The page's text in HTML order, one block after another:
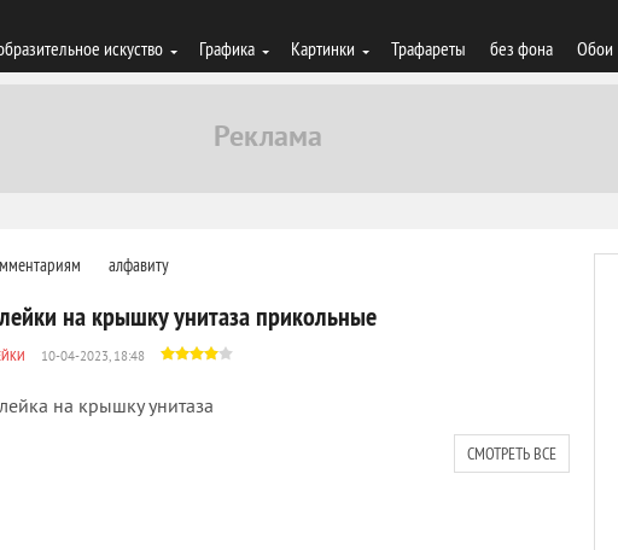
искуство Графика Картинки Трафареты без фона Обои
алфавиту
на крышку унитаза прикольные
10-04-2023, 18:48
на крышку унитаза
СМОТРЕТЬ ВСЕ